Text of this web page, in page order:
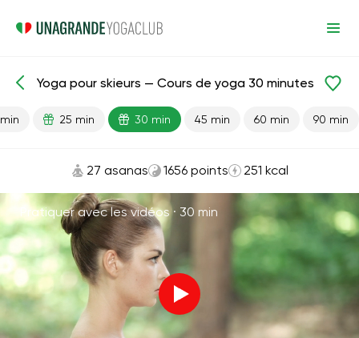
Leçons prêtes Sport
Yoga pour skieurs — Cours de yoga 30 minutes
25 min 30 min 45 min 60 min 90 min
27 asanas 1656 points 251 kcal
Pratiquer avec les vidéos · 30 min